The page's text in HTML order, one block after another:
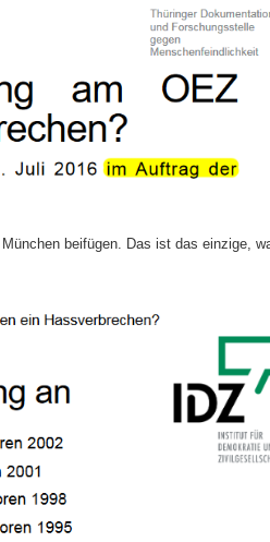
beifügen. Das ist das einzige,